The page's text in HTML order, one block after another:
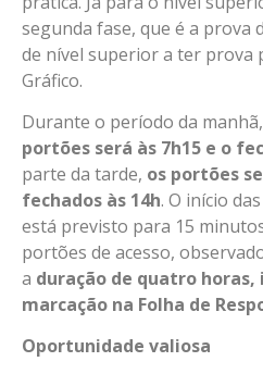
segunda fase, que é a prova
de nível superior a ter prova
Gráfico.
Durante o período da manhã,
portões será às 7h15 e o
parte da tarde, os portões
fechados às 14h. O início
está previsto para 15
portões de acesso,
a duração de quatro
marcação na Folha de
Oportunidade valiosa